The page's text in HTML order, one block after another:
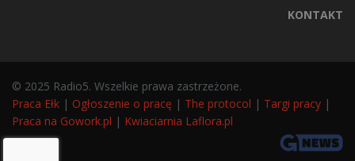
KONTAKT
© 2025 Radio5. Wszelkie prawa zastrzeżone.
Praca Ełk | Ogłoszenie o pracę | The protocol | Targi pracy |
Praca na Gowork.pl | Kwiaciarnia Laflora.pl